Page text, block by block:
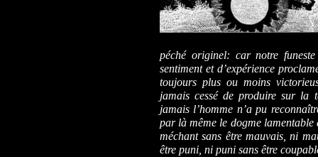
péché originel: car notre
sentiment et d’expérience
toujours plus ou moins
jamais cessé de produire sur la
jamais l’homme n’a pu
par là même le dogme
méchant sans être mauvais, ni
être puni, ni puni sans être